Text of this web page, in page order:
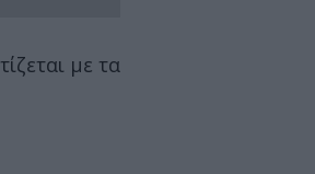
με τα